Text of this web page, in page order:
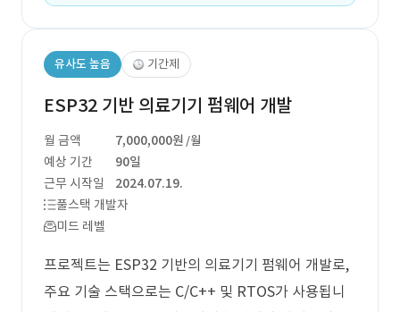
유사도 높음 기간제
ESP32 기반 의료기기 펌웨어 개발
월 금액 7,000,000원 /월
예상 기간
90일
근무 시작일
2024.07.19.
풀스택 개발자
미드 레벨
프로젝트는 ESP32 기반의 의료기기 펌웨어 개발로,
주요 기술 스택으로는 C/C++ 및 RTOS가 사용됩니